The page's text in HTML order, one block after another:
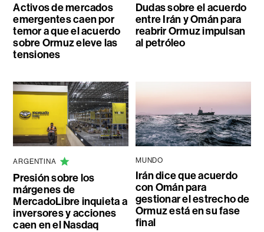
Activos de mercados
emergentes caen por
temor a que el acuerdo
sobre Ormuz eleve las
tensiones
Dudas sobre el acuerdo
entre Irán y Omán para
reabrir Ormuz impulsan
al petróleo
ARGENTINA
Presión sobre los
márgenes de
MercadoLibre inquieta a
inversores y acciones
caen en el Nasdaq
MUNDO
Irán dice que acuerdo
con Omán para
gestionar el estrecho de
Ormuz está en su fase
final